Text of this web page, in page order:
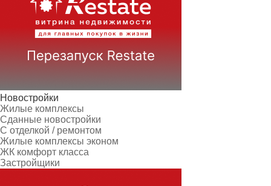
Новостройки
Жилые комплексы
Сданные новостройки
С отделкой / ремонтом
Жилые комплексы эконом
ЖК комфорт класса
Застройщики